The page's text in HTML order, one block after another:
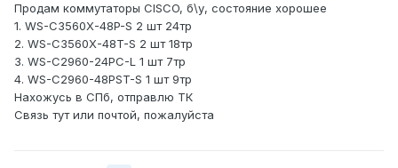
Продам коммутаторы CISCO, б\у, состояние хорошее
1. WS-C3560X-48P-S 2 шт 24тр
2. WS-C3560X-48T-S 2 шт 18тр
3. WS-C2960-24PC-L 1 шт 7тр
4. WS-C2960-48PST-S 1 шт 9тр
Нахожусь в СПб, отправлю ТК
Связь тут или почтой, пожалуйста